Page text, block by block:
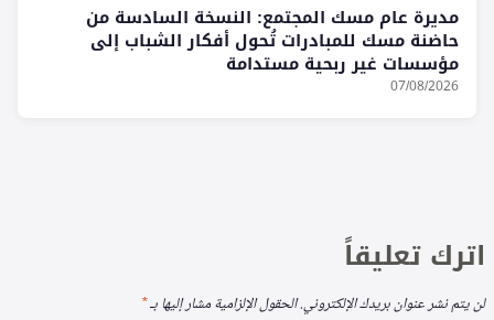
مديرة عام مسك المجتمع: النسخة السادسة من
حاضنة مسك للمبادرات تُحول أفكار الشباب إلى
مؤسسات غير ربحية مستدامة
07/08/2026
اترك تعليقاً
لن يتم نشر عنوان بريدك الإلكتروني.الحقول الإلزامية مشار إليها بـ*